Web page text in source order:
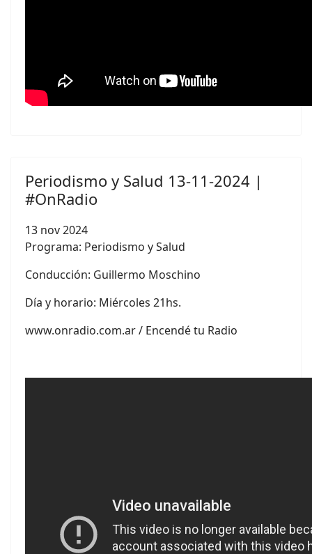
Periodismo y Salud 13-11-2024 |
#OnRadio
13 nov 2024
Programa: Periodismo y Salud
Conducción: Guillermo Moschino
Día y horario: Miércoles 21hs.
www.onradio.com.ar / Encendé tu Radio